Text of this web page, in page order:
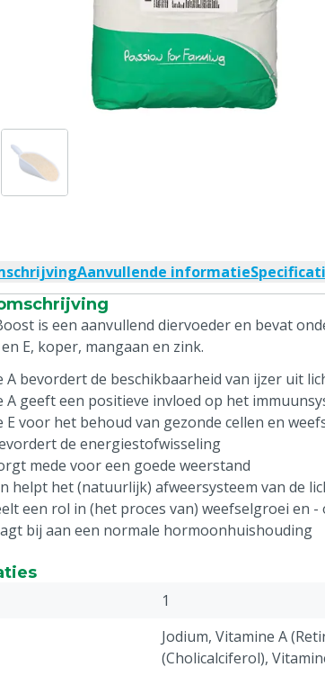
Aanvullende informatie
is een aanvullend diervoeder en bevat
E, koper, mangaan en zink.
A bevordert de beschikbaarheid van ijzer uit
A geeft een positieve invloed op het
E voor het behoud van gezonde cellen en
de energiestofwisseling
mede voor een goede weerstand
helpt het (natuurlijk) afweersysteem van de
een rol in (het proces van) weefselgroei en
bij aan een normale hormoonhuishouding
1
Jodium, Vitamine A
(Cholicalciferol),